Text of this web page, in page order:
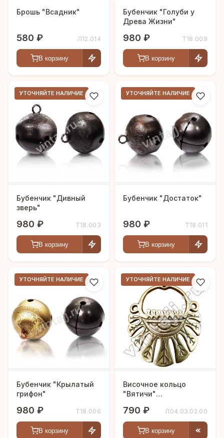
Брошь "Всадник"
580 ₽ Л12.014
В корзину
Бубенчик "Голуби у
Древа Жизни"
980 ₽ Т18.009
В корзину
УТОЧНЯЙТЕ НАЛИЧИЕ
Бубенчик "Дивный
зверь"
980 ₽ Т18.003
В корзину
УТОЧНЯЙТЕ НАЛИЧИЕ
Бубенчик "Достаток"
980 ₽ Т18.011
В корзину
УТОЧНЯЙТЕ НАЛИЧИЕ
Бубенчик "Крылатый
грифон"
980 ₽ Т18.006
В корзину
УТОЧНЯЙТЕ НАЛИЧИЕ
Височное кольцо
"Вятичи"
790 ₽ Л04.03.02.00
В корзину